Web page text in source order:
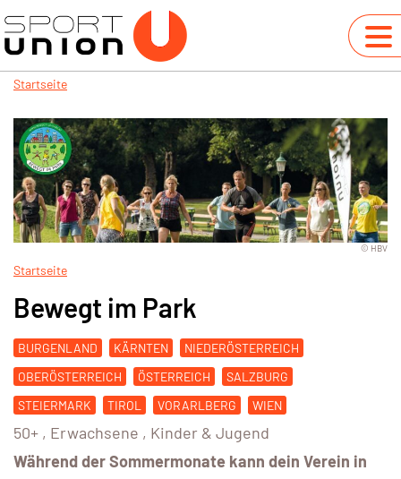
Startseite
© HBV
Startseite
Bewegt im Park
BURGENLAND KÄRNTEN
NIEDERÖSTERREICH
OBERÖSTERREICH
ÖSTERREICH
SALZBURG
STEIERMARK
TIROL VORARLBERG WIEN
50+ , Erwachsene , Kinder & Jugend
Während der Sommermonate kann dein Verein in